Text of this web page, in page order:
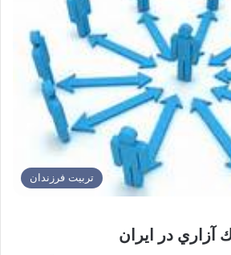
تربیت فرزندان
آزاري در ايران